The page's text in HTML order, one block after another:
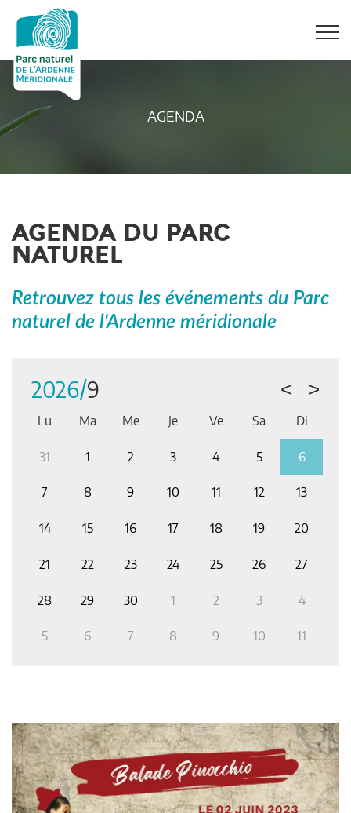
AGENDA
AGENDA DU PARC
NATUREL
Retrouvez tous les événements du Parc
naturel de l'Ardenne méridionale
2026/9 < >
Lu Ma Me Je Ve Sa Di
31 1 2 3 4 5 6
7 8 9 10 11 12 13
14 15 16 17 18 19 20
21 22 23 24 25 26 27
28 29 30 1 2 3 4
5 6 7 8 9 10 11